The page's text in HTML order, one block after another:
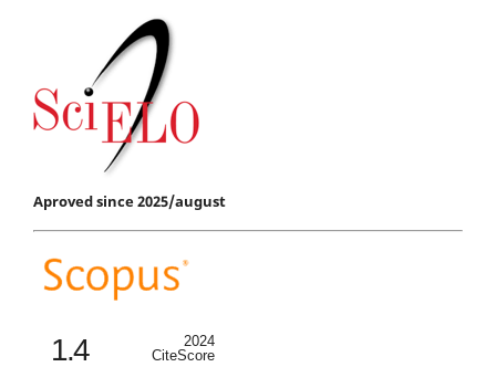
Aproved since 2025/august
1.4
2024
CiteScore